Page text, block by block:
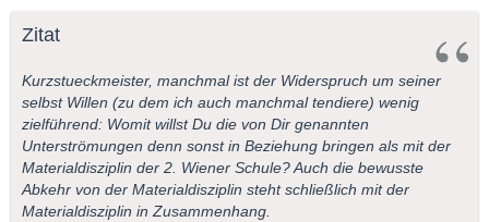
Zitat
Kurzstueckmeister, manchmal ist der Widerspruch um seiner
selbst Willen (zu dem ich auch manchmal tendiere) wenig
zielführend: Womit willst Du die von Dir genannten
Unterströmungen denn sonst in Beziehung bringen als mit der
Materialdisziplin der 2. Wiener Schule? Auch die bewusste
Abkehr von der Materialdisziplin steht schließlich mit der
Materialdisziplin in Zusammenhang.